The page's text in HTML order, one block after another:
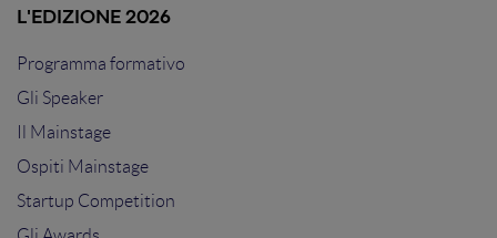
L'EDIZIONE 2026
Programma formativo
Gli Speaker
Il Mainstage
Ospiti Mainstage
Startup Competition